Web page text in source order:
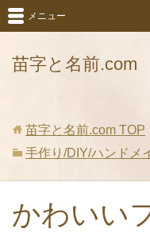
苗字と名前.com
メニュー
苗字と名前.com TOP
手作り/DIY/ハンドメ
かわいい